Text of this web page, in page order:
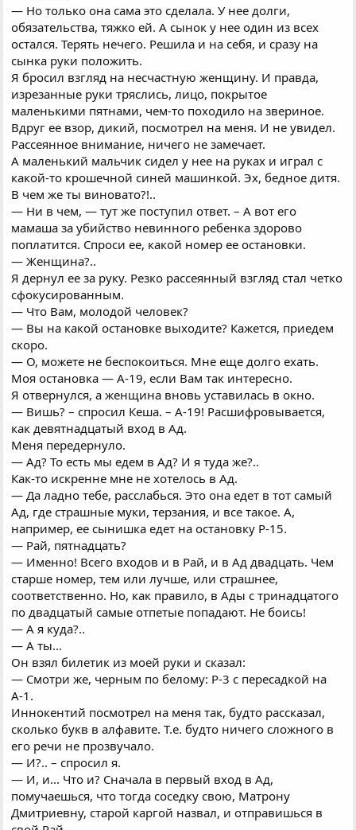
— Но только она сама это сделала. У нее долги,
обязательства, тяжко ей. А сынок у нее один из всех
остался. Терять нечего. Решила и на себя, и сразу на
сынка руки положить.
Я бросил взгляд на несчастную женщину. И правда,
изрезанные руки тряслись, лицо, покрытое
маленькими пятнами, чем-то походило на звериное.
Вдруг ее взор, дикий, посмотрел на меня. И не увидел.
Рассеянное внимание, ничего не замечает.
А маленький мальчик сидел у нее на руках и играл с
какой-то крошечной синей машинкой. Эх, бедное дитя.
В чем же ты виновато?!..
— Ни в чем, — тут же поступил ответ. – А вот его
мамаша за убийство невинного ребенка здорово
поплатится. Спроси ее, какой номер ее остановки.
— Женщина?..
Я дернул ее за руку. Резко рассеянный взгляд стал четко
сфокусированным.
— Что Вам, молодой человек?
— Вы на какой остановке выходите? Кажется, приедем
скоро.
— О, можете не беспокоиться. Мне еще долго ехать.
Моя остановка — А-19, если Вам так интересно.
Я отвернулся, а женщина вновь уставилась в окно.
— Вишь? – спросил Кеша. – А-19! Расшифровывается,
как девятнадцатый вход в Ад.
Меня передернуло.
— Ад? То есть мы едем в Ад? И я туда же?..
Как-то искренне мне не хотелось в Ад.
— Да ладно тебе, расслабься. Это она едет в тот самый
Ад, где страшные муки, терзания, и все такое. А,
например, ее сынишка едет на остановку Р-15.
— Рай, пятнадцать?
— Именно! Всего входов и в Рай, и в Ад двадцать. Чем
старше номер, тем или лучше, или страшнее,
соответственно. Но, как правило, в Ады с тринадцатого
по двадцатый самые отпетые попадают. Не боись!
— А я куда?..
— А ты...
Он взял билетик из моей руки и сказал:
— Смотри же, черным по белому: Р-3 с пересадкой на
А-1.
Иннокентий посмотрел на меня так, будто рассказал,
сколько букв в алфавите. Т.е. будто ничего сложного в
его речи не прозвучало.
— И?.. – спросил я.
— И, и... Что и? Сначала в первый вход в Ад,
помучаешься, что тогда соседку свою, Матрону
Дмитриевну, старой каргой назвал, и отправишься в